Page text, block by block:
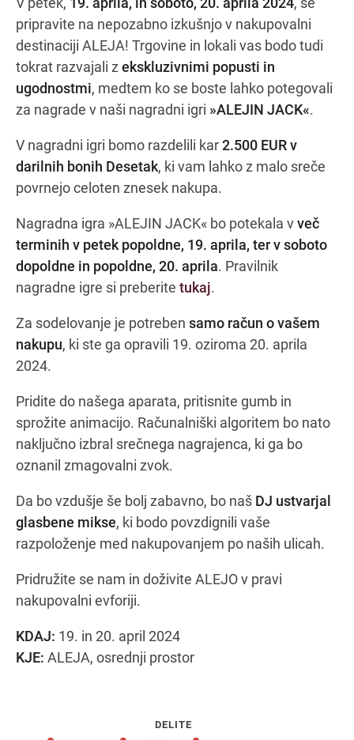
Navodila za pot
pripravite na nepozabno izkušnjo v nakupovalni
destinaciji ALEJA! Trgovine in lokali vas bodo tudi
tokrat razvajali z ekskluzivnimi popusti in
ugodnostmi, medtem ko se boste lahko potegovali
za nagrade v naši nagradni igri »ALEJIN JACK«.
V nagradni igri bomo razdelili kar2.500 EUR v
darilnih bonih Desetak, ki vam lahko z malo sreče
povrnejo celoten znesek nakupa.
Nagradna igra »ALEJIN JACK« bo potekala vveč
terminih v petek popoldne, 19. aprila, ter v soboto
dopoldne in popoldne, 20. aprila. Pravilnik
nagradne igre si preberite tukaj.
Za sodelovanje je potreben samo račun o vašem
nakupu, ki ste ga opravili 19. oziroma 20. aprila
2024.
Pridite do našega aparata, pritisnite gumb in
sprožite animacijo. Računalniški algoritem bo nato
naključno izbral srečnega nagrajenca, ki ga bo
oznanil zmagovalni zvok.
Da bo vzdušje še bolj zabavno, bo naš DJ ustvarjal
glasbene mikse, ki bodo povzdignili vaše
razpoloženje med nakupovanjem po naših ulicah.
Pridružite se nam in doživite ALEJO v pravi
nakupovalni evforiji.
KDAJ: 19. in 20. april 2024
KJE: ALEJA, osrednji prostor
DELITE